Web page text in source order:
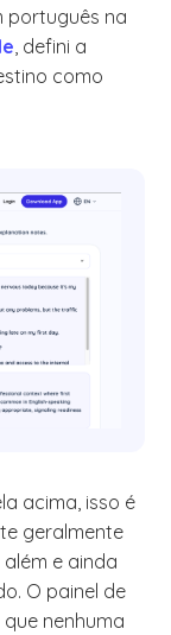
português na
, defini a
como
acima, isso é
geralmente
e ainda
O painel de
nenhuma